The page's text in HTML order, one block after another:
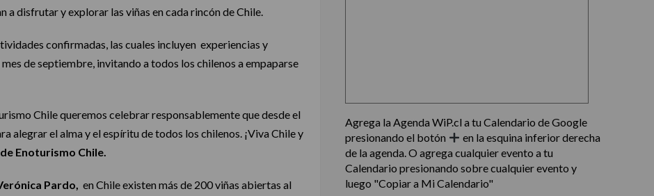
a disfrutar y explorar las viñas en cada rincón de Chile.
confirmadas, las cuales incluyen experiencias y
de septiembre, invitando a todos los chilenos a empaparse
Chile queremos celebrar responsablemente que desde el
alegrar el alma y el espíritu de todos los chilenos. ¡Viva Chile y
Enoturismo Chile.
Pardo, en Chile existen más de 200 viñas abiertas al
Agrega la Agenda WiP.cl a tu Calendario de Google
presionando el botón
en la esquina inferior derecha
de la agenda. O agrega cualquier evento a tu
Calendario presionando sobre cualquier evento y
luego "Copiar a Mi Calendario"